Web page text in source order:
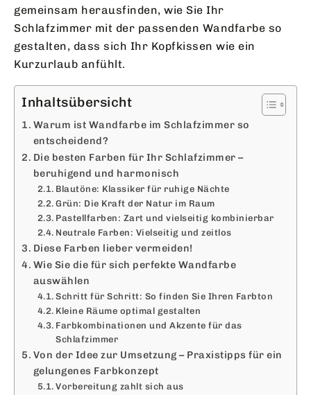
gemeinsam herausfinden, wie Sie Ihr
Schlafzimmer mit der passenden Wandfarbe so
gestalten, dass sich Ihr Kopfkissen wie ein
Kurzurlaub anfühlt.
Inhaltsübersicht
Warum ist Wandfarbe im Schlafzimmer so
entscheidend?
Die besten Farben für Ihr Schlafzimmer –
beruhigend und harmonisch
Blautöne: Klassiker für ruhige Nächte
Grün: Die Kraft der Natur im Raum
Pastellfarben: Zart und vielseitig kombinierbar
Neutrale Farben: Vielseitig und zeitlos
Diese Farben lieber vermeiden!
Wie Sie die für sich perfekte Wandfarbe
auswählen
Schritt für Schritt: So finden Sie Ihren Farbton
Kleine Räume optimal gestalten
Farbkombinationen und Akzente für das
Schlafzimmer
Von der Idee zur Umsetzung – Praxistipps für ein
gelungenes Farbkonzept
Vorbereitung zahlt sich aus